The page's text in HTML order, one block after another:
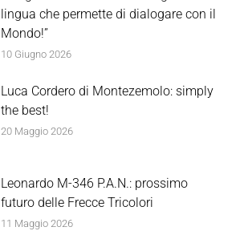
lingua che permette di dialogare con il
Mondo!”
10 Giugno 2026
Luca Cordero di Montezemolo: simply
the best!
20 Maggio 2026
Leonardo M-346 P.A.N.: prossimo
futuro delle Frecce Tricolori
11 Maggio 2026